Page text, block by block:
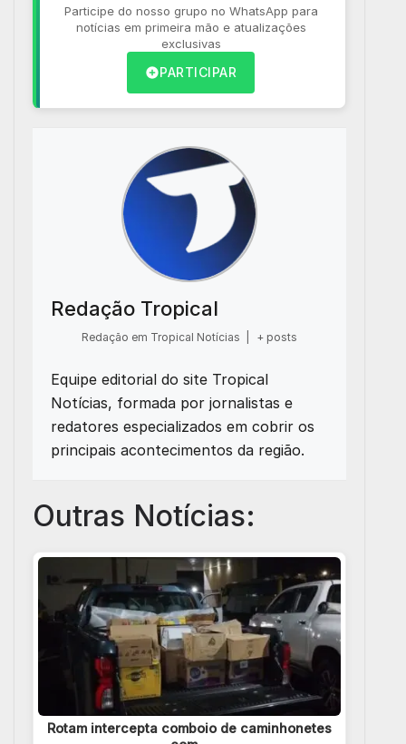
Participe do nosso grupo no WhatsApp para
notícias em primeira mão e atualizações
exclusivas
PARTICIPAR
Redação Tropical
Redação em Tropical Notícias + posts
Equipe editorial do site Tropical
Notícias, formada por jornalistas e
redatores especializados em cobrir os
principais acontecimentos da região.
Outras Notícias:
Rotam intercepta comboio de caminhonetes